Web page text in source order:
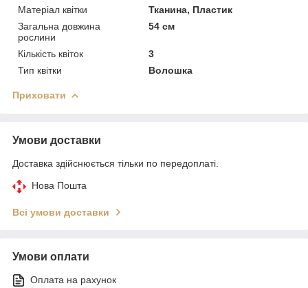
Матеріал квітки
Тканина, Пластик
Загальна довжина
рослини
54 см
Кількість квіток
3
Тип квітки
Волошка
Приховати
Умови доставки
Доставка здійснюється тільки по передоплаті.
Нова Пошта
Всі умови доставки
Умови оплати
Оплата на рахунок